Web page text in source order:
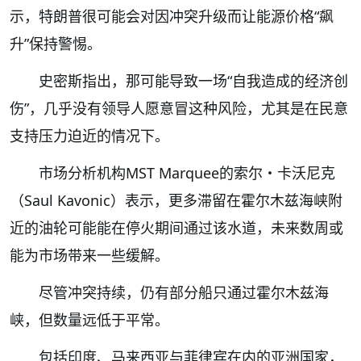
示，特朗普很可能会对因冲突升级而让能源价格“飙
升”保持警惕。
史密斯指出，那可能导致一场“自我造成的经济创
伤”，几乎没有领导人愿意冒这种风险，尤其是在民意
支持压力迫近的情况下。
市场分析机构MST Marquee的索尔・卡沃尼克
（Saul Kavonic）表示，更多滞留在霍尔木兹海峡附
近的油轮可能能在停火期间通过该水道，未来数周或
能为市场带来一些缓解。
尽管冲突持续，仍有部分船只通过霍尔木兹海
峡，但数量远低于平常。